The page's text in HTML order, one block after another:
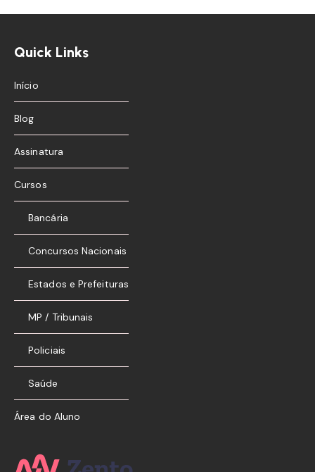
Quick Links
Início
Blog
Assinatura
Cursos
Bancária
Concursos Nacionais
Estados e Prefeituras
MP / Tribunais
Policiais
Saúde
Área do Aluno